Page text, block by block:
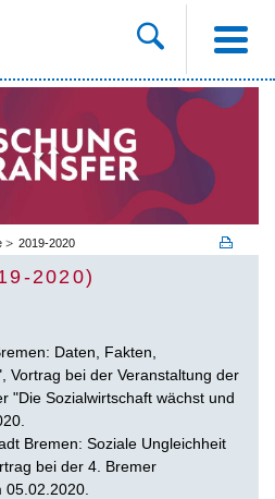
2019-2020
2020)
Daten, Fakten,
Vortrag bei der Veranstaltung der
"Die Sozialwirtschaft wächst und
Bremen: Soziale Ungleichheit
bei der 4. Bremer